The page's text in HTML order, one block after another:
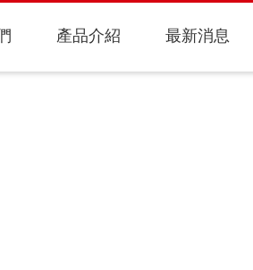
產品介紹 最新消息